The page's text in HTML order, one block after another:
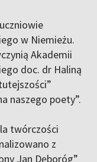
w Niemieżu.
Akademii
doc. dr Haliną
naszego poety”.
twórczości
z
Jan Dęboróg”